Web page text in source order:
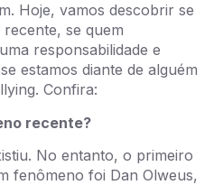
Hoje, vamos descobrir se
se quem
responsabilidade e
estamos diante de alguém
Confira:
recente?
No entanto, o primeiro
fenômeno foi Dan Olweus,